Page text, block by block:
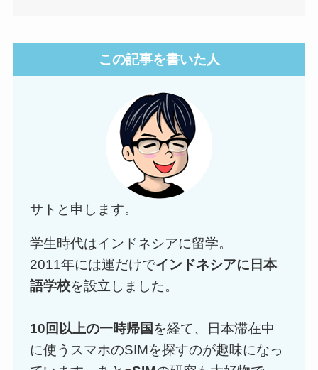
この記事を書いた人
サトと申します。
学生時代はインドネシアに留学。
2011年には運だけでインドネシアに日本
語学校を設立しました。
10回以上の一時帰国 を経て、日本滞在中
に使うスマホのSIMを探すのが趣味になっ